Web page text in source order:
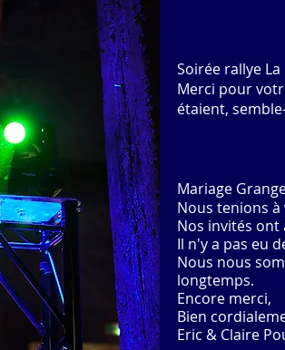
Soirée rallye
Merci pour
étaient,
Mariage
Nous tenions
Nos invités
Il n'y a pas eu
Nous nous
longtemps.
Encore merci,
Bien
Eric & Claire